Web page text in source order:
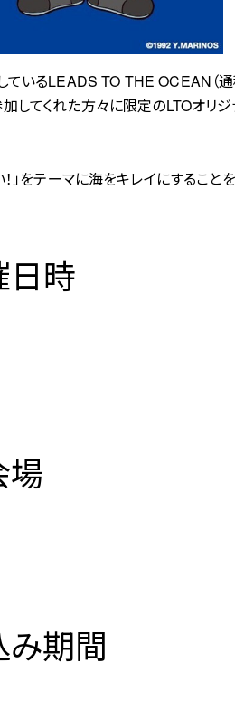
ているLEADS TO THE OCEAN（
してくれた方々に限定のLTOオリ
」をテーマに海をキレイにするこ
日時
場
期間